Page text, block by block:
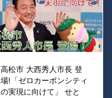
高松市 大西秀人市長 登
場!「ゼロカーボンシティ
の実現に向けて」 せと